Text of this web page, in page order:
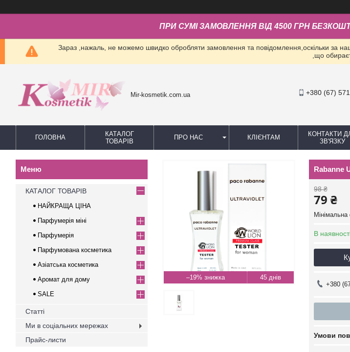
ПРИ СУМІ ЗАМОВЛЕННЯ ВІД 4500 ГРН
Зараз ,нажаль, не можемо швидко обробляти замовлення та повідомлення,оскільки за
,що
Mir-kosmetik.com.ua +380 (67)
ГОЛОВНА
КАТАЛОГ
ТОВАРІВ
ПРО НАС КЛІЄНТАМ
КОНТАКТИ
ЗВ'ЯЗКУ
–19% 45 днів
Rabanne
98 ₴
79 ₴
В
+380
КАТАЛОГ ТОВАРІВ
НАЙКРАЩА ЦІНА
Парфумерія міні
Парфумерія
Парфумована косметика
Азіатська косметика
Аромат для дому
SALE
Статті
Ми в соціальних мережах
Прайс-листи